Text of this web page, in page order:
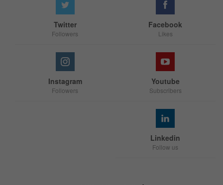
Facebook
Likes
Twitter
Followers
Youtube
Subscribers
Instagram
Followers
Linkedin
Follow us